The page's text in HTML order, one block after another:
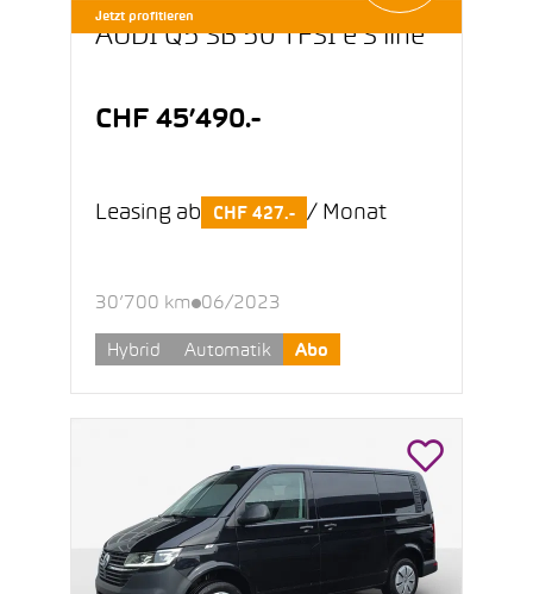
Jetzt profitieren
AUDI Q5 SB 50 TFSI e S line
CHF 45’490.-
Leasing ab CHF 427.- / Monat
30’700 km 06/2023
Hybrid Automatik Abo